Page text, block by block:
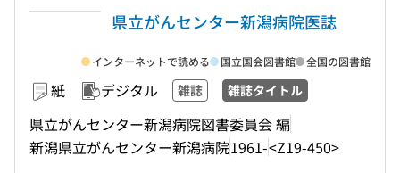
県立がんセンター新潟病院医誌
紙 デジタル 雑誌 雑誌タイトル
県立がんセンター新潟病院図書委員会 編
新潟県立がんセンター新潟病院1961-<Z19-450>
インターネットで読める 国立国会図書館 全国の図書館